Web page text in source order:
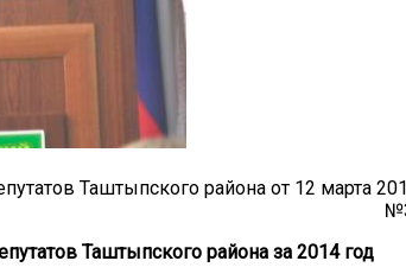
Таштыпского района от 12 марта
Таштыпского района за 2014 год